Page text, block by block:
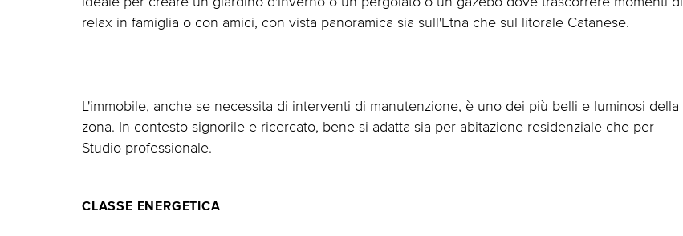
relax in famiglia o con amici, con vista panoramica sia sull'Etna che sul litorale Catanese.
L'immobile, anche se necessita di interventi di manutenzione, è uno dei più belli e luminosi della
zona. In contesto signorile e ricercato, bene si adatta sia per abitazione residenziale che per
Studio professionale.
CLASSE ENERGETICA